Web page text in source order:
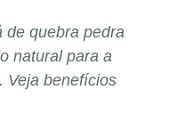
de quebra pedra
natural para a
Veja benefícios